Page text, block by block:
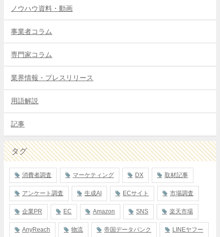
ノウハウ資料・動画
事業者コラム
専門家コラム
業界情報・プレスリリース
用語解説
記事
タグ
消費者調査 マーケティング DX 取材記事
アンケート調査 生成AI ECサイト 市場調査
企業PR EC Amazon SNS 楽天市場
AnyReach 物流 帝国データバンク LINEヤフー